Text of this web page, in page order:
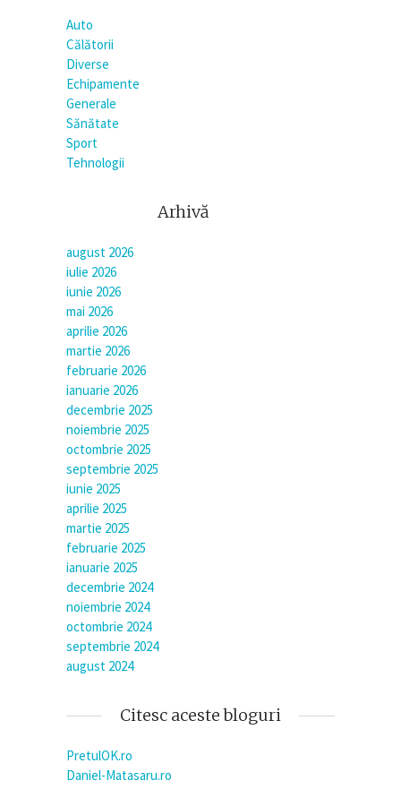
Auto
Călătorii
Diverse
Echipamente
Generale
Sănătate
Sport
Tehnologii
Arhivă
august 2026
iulie 2026
iunie 2026
mai 2026
aprilie 2026
martie 2026
februarie 2026
ianuarie 2026
decembrie 2025
noiembrie 2025
octombrie 2025
septembrie 2025
iunie 2025
aprilie 2025
martie 2025
februarie 2025
ianuarie 2025
decembrie 2024
noiembrie 2024
octombrie 2024
septembrie 2024
august 2024
Citesc aceste bloguri
PretulOK.ro
Daniel-Matasaru.ro